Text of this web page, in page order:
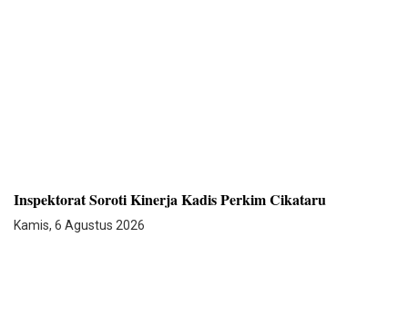
Inspektorat Soroti Kinerja Kadis Perkim Cikataru
Kamis, 6 Agustus 2026